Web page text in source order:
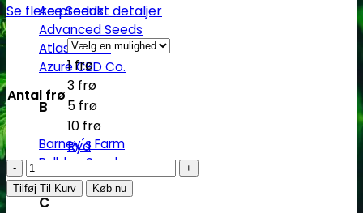
Ace Seeds
Advanced Seeds
Atlas Seeds
Azure CBD Co.
B
Barney´s Farm
Bulldog Seeds
C
Se flere produkt detaljer
Antal frø
1 frø
3 frø
5 frø
10 frø
Ryd
Purple
Kush
Tilføj Til Kurv Køb nu